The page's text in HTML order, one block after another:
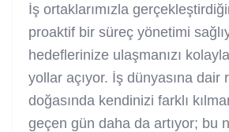
İş ortaklarımızla
proaktif bir süreç yönetimi
hedeflerinize ulaşmanızı
yollar açıyor. İş dünyasına dair
doğasında kendinizi farklı
geçen gün daha da artıyor; bu